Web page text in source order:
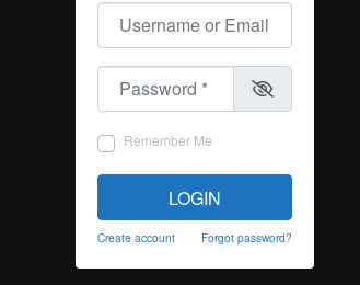
Username or Email
Password
Remember Me
LOGIN
Create account Forgot password?